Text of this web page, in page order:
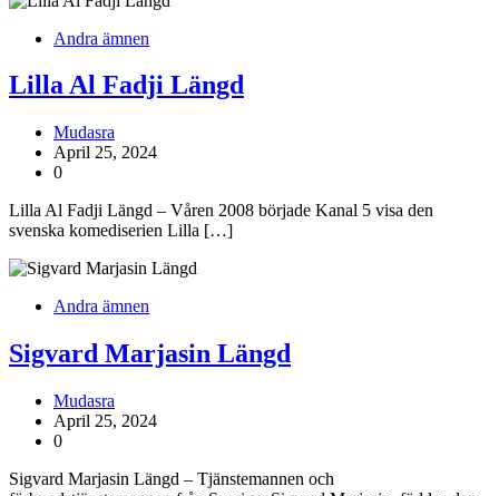
Andra ämnen
Lilla Al Fadji Längd
Mudasra
April 25, 2024
0
Lilla Al Fadji Längd – Våren 2008 började Kanal 5 visa den
svenska komediserien Lilla […]
Andra ämnen
Sigvard Marjasin Längd
Mudasra
April 25, 2024
0
Sigvard Marjasin Längd – Tjänstemannen och